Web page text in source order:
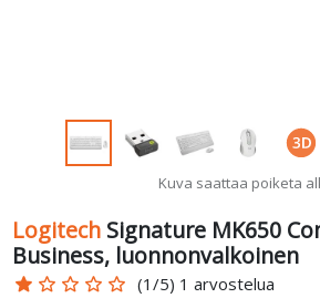
Kuva saattaa poiketa
Logitech Signature MK650
Business, luonnonvalkoinen
star star_border star_border star_border star_border (1/5) 1 arvostelua